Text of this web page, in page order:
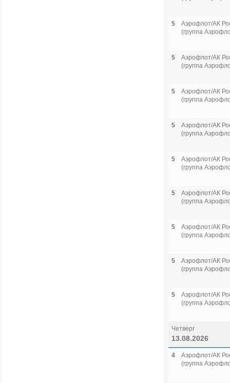
5
Аэрофлот/АК
(группа
5
Аэрофлот/АК
(группа
5
Аэрофлот/АК
(группа
5
Аэрофлот/АК
(группа
5
Аэрофлот/АК
(группа
5
Аэрофлот/АК
(группа
5
Аэрофлот/АК
(группа
5
Аэрофлот/АК
(группа
5
Аэрофлот/АК
(группа
Четверг
13.08.2026
4
Аэрофлот/АК
(группа